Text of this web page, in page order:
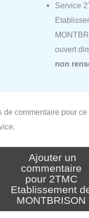
Service
ouvert
non
de commentaire pour ce
Ajouter un
commentaire
pour 2TMC
Etablissement
MONTBRISON